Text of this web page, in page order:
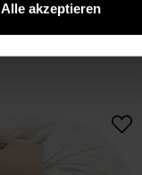
Alle akzeptieren